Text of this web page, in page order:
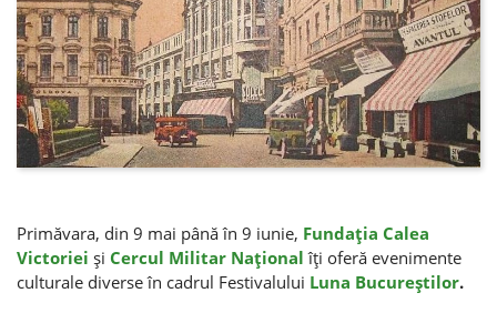
Primăvara, din 9 mai până în 9 iunie, Fundaţia Calea
Victoriei şi Cercul Militar Naţional îţi oferă evenimente
culturale diverse în cadrul Festivalului Luna Bucureştilor.